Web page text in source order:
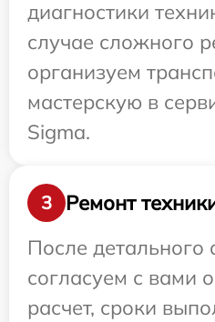
диагностики
случае сложного
организуем
мастерскую в
Sigma.
3
Ремонт
После
согласуем с вами
расчет, сроки